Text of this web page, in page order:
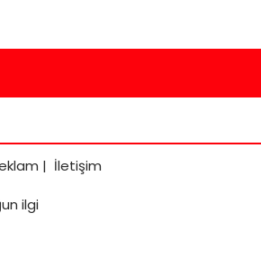
| İletişim
ilgi